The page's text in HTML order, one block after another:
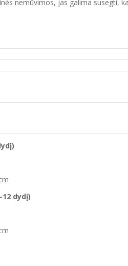
nemūvimos, jas galima susegti,
dydį)